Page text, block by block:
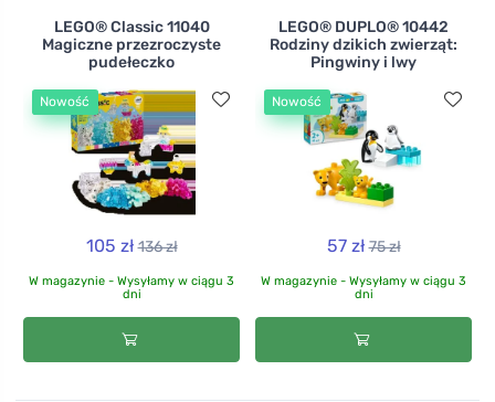
LEGO® Classic 11040
Magiczne przezroczyste
pudełeczko
Nowość
105 zł 136 zł
W magazynie - Wysyłamy w ciągu 3
dni
LEGO® DUPLO® 10442
Rodziny dzikich zwierząt:
Pingwiny i lwy
Nowość
57 zł 75 zł
W magazynie - Wysyłamy w ciągu 3
dni